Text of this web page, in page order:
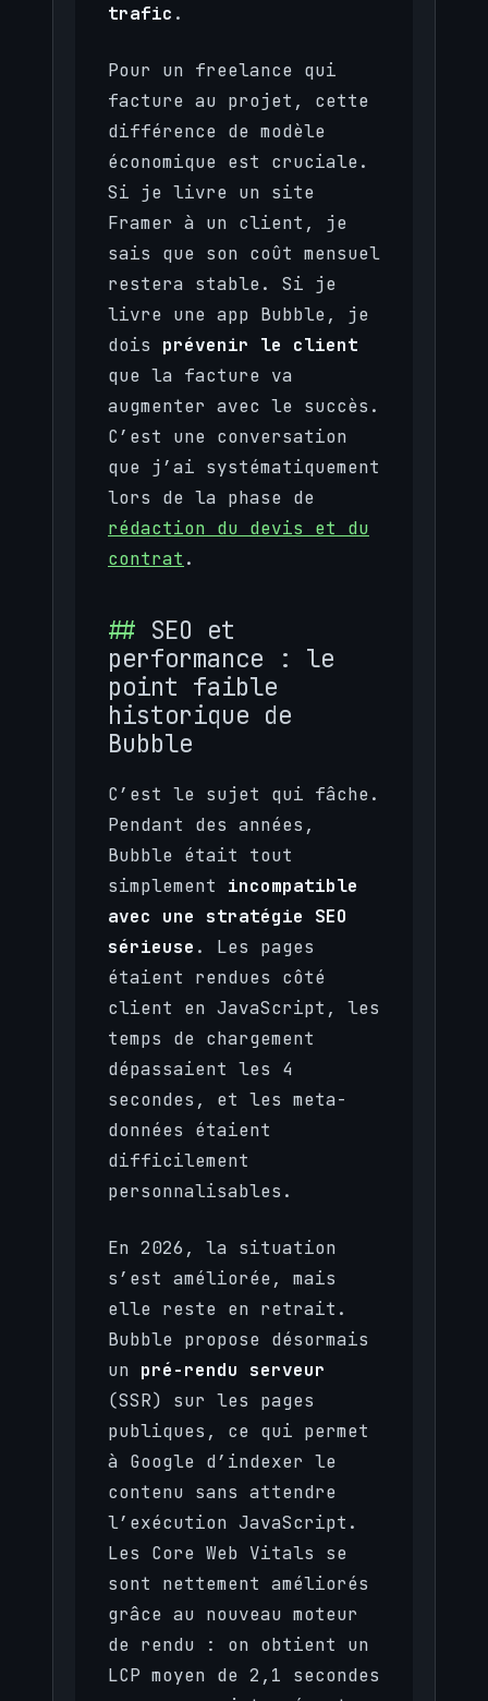
trafic .
Pour un freelance qui
facture au projet, cette
différence de modèle
économique est cruciale.
Si je livre un site
Framer à un client, je
sais que son coût mensuel
restera stable. Si je
livre une app Bubble, je
dois prévenir le client
que la facture va
augmenter avec le succès.
C’est une conversation
que j’ai systématiquement
lors de la phase de
rédaction du devis et du
contrat .
SEO et
performance : le
point faible
historique de
Bubble
C’est le sujet qui fâche.
Pendant des années,
Bubble était tout
simplement incompatible
avec une stratégie SEO
sérieuse . Les pages
étaient rendues côté
client en JavaScript, les
temps de chargement
dépassaient les 4
secondes, et les meta-
données étaient
difficilement
personnalisables.
En 2026, la situation
s’est améliorée, mais
elle reste en retrait.
Bubble propose désormais
un pré-rendu serveur
(SSR) sur les pages
publiques, ce qui permet
à Google d’indexer le
contenu sans attendre
l’exécution JavaScript.
Les Core Web Vitals se
sont nettement améliorés
grâce au nouveau moteur
de rendu : on obtient un
LCP moyen de 2,1 secondes